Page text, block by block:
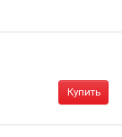
Купить